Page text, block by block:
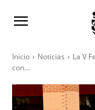
Inicio Noticias
La V
con...